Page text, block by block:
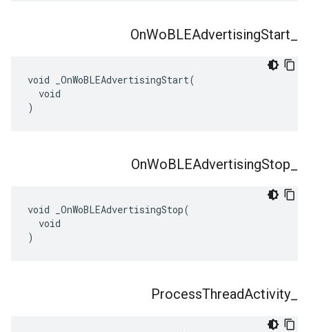
OnWoBLEAdvertisingStart
void _OnWoBLEAdvertisingStart(
  void
)
OnWoBLEAdvertisingStop
void _OnWoBLEAdvertisingStop(
  void
)
ProcessThreadActivity